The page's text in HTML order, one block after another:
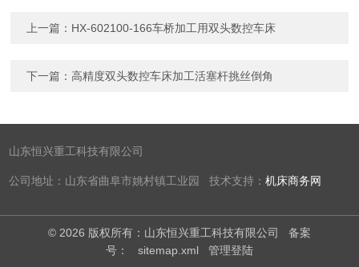
上一篇： HX-602100-166车桥加工用双头数控车床
下一篇：高精度双头数控车床加工活塞杆挑丝倒角
山东恒兴重工科技有限公司
公司地址：山东省曲阜市姚村镇工业园 技术支持：机床商务网
© 2026 版权所有：山东恒兴重工科技有限公司 备案
号：
sitemap.xml 管理登陆